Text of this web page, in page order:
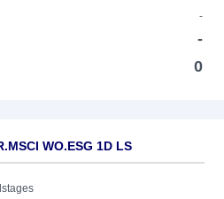
-
-
0
WO.ESG 1D LS